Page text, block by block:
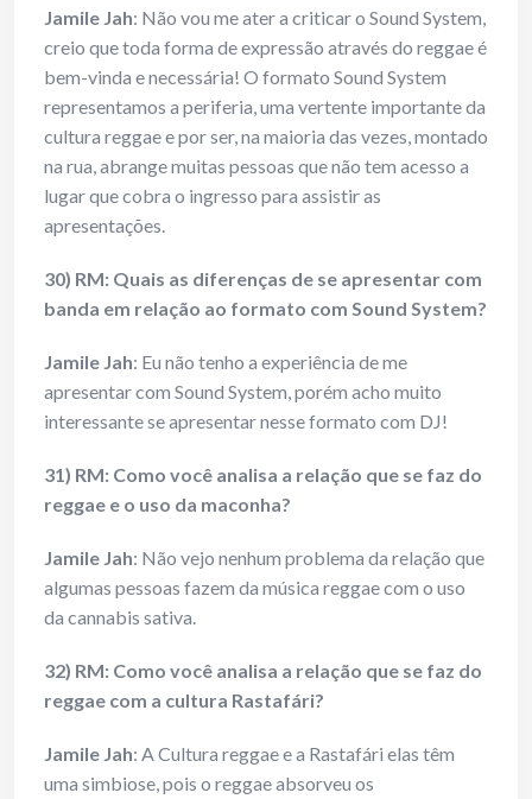
Jamile Jah: Não vou me ater a criticar o Sound System,
creio que toda forma de expressão através do reggae é
bem-vinda e necessária! O formato Sound System
representamos a periferia, uma vertente importante da
cultura reggae e por ser, na maioria das vezes, montado
na rua, abrange muitas pessoas que não tem acesso a
lugar que cobra o ingresso para assistir as
apresentações.
30) RM: Quais as diferenças de se apresentar com
banda em relação ao formato com Sound System?
Jamile Jah: Eu não tenho a experiência de me
apresentar com Sound System, porém acho muito
interessante se apresentar nesse formato com DJ!
31) RM: Como você analisa a relação que se faz do
reggae e o uso da maconha?
Jamile Jah: Não vejo nenhum problema da relação que
algumas pessoas fazem da música reggae com o uso
da cannabis sativa.
32) RM: Como você analisa a relação que se faz do
reggae com a cultura Rastafári?
Jamile Jah: A Cultura reggae e a Rastafári elas têm
uma simbiose, pois o reggae absorveu os